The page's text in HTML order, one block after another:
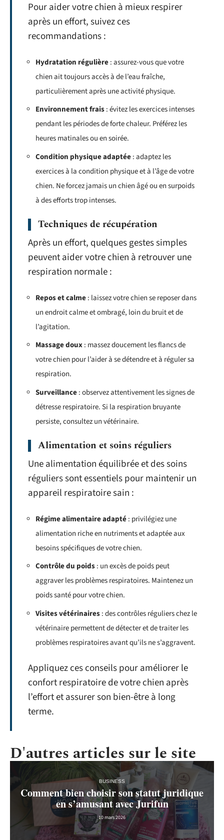
Pour aider votre chien à mieux respirer
après un effort, suivez ces
recommandations :
Hydratation régulière: assurez-vous que votre
chien ait toujours accès à de l’eau fraîche,
particulièrement après une activité physique.
Environnement frais: évitez les exercices intenses
pendant les périodes de forte chaleur. Préférez les
heures matinales ou en soirée.
Condition physique adaptée: adaptez les
exercices à la condition physique et à l’âge de votre
chien. Ne forcez jamais un chien âgé ou en surpoids
à des efforts trop intenses.
Techniques de récupération
Après un effort, quelques gestes simples
peuvent aider votre chien à retrouver une
respiration normale :
Repos et calme: laissez votre chien se reposer dans
un endroit calme et ombragé, loin du bruit et de
l’agitation.
Massage doux: massez doucement les flancs de
votre chien pour l’aider à se détendre et à réguler sa
respiration.
Surveillance: observez attentivement les signes de
détresse respiratoire. Si la respiration bruyante
persiste, consultez un vétérinaire.
Alimentation et soins réguliers
Une alimentation équilibrée et des soins
réguliers sont essentiels pour maintenir un
appareil respiratoire sain :
Régime alimentaire adapté: privilégiez une
alimentation riche en nutriments et adaptée aux
besoins spécifiques de votre chien.
Contrôle du poids: un excès de poids peut
aggraver les problèmes respiratoires. Maintenez un
poids santé pour votre chien.
Visites vétérinaires: des contrôles réguliers chez le
vétérinaire permettent de détecter et de traiter les
problèmes respiratoires avant qu’ils ne s’aggravent.
Appliquez ces conseils pour améliorer le
confort respiratoire de votre chien après
l’effort et assurer son bien-être à long
terme.
D'autres articles sur le site
BUSINESS
Comment bien choisir son statut juridique
en s’amusant avec Jurifun
10 mars 2026